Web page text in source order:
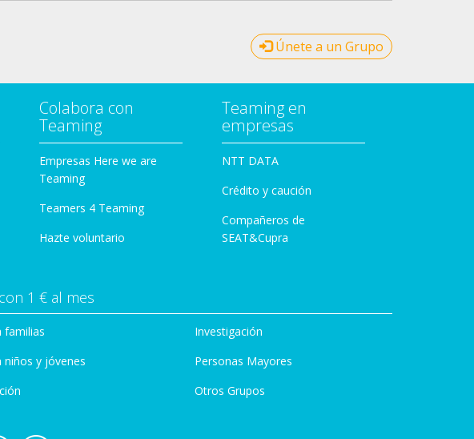
Únete a un Grupo
Colabora con
Teaming
Empresas Here we are
Teaming
Teamers 4 Teaming
Hazte voluntario
Teaming en
empresas
NTT DATA
Crédito y caución
Compañeros de
SEAT&Cupra
1 € al mes
familias
niños y jóvenes
Investigación
Personas Mayores
Otros Grupos